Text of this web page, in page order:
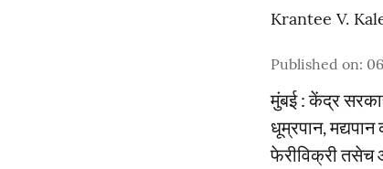
Krantee V.
Published on:
मुंबई : केंद्र
धूम्रपान,
फेरीविक्री तसेच